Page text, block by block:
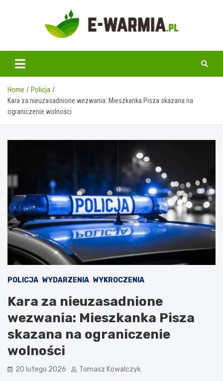
www.e-warmia.pl
Home
Policja
Kara za nieuzasadnione wezwania: Mieszkanka Pisza skazana na
ograniczenie wolności
POLICJA WYDARZENIA WYKROCZENIA
Kara za nieuzasadnione
wezwania: Mieszkanka Pisza
skazana na ograniczenie
wolności
20 lutego 2026 Tomasz Kowalczyk